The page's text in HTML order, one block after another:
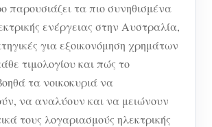
παρουσιάζει τα πιο συνηθισμένα
ενέργειας στην Αυστραλία,
για εξοικονόμηση χρημάτων
τιμολογίου και πώς το
τα νοικοκυριά να
να αναλύουν και να μειώνουν
τους λογαριασμούς ηλεκτρικής